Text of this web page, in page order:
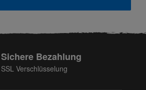
Sichere Bezahlung
SSL Verschlüsselung